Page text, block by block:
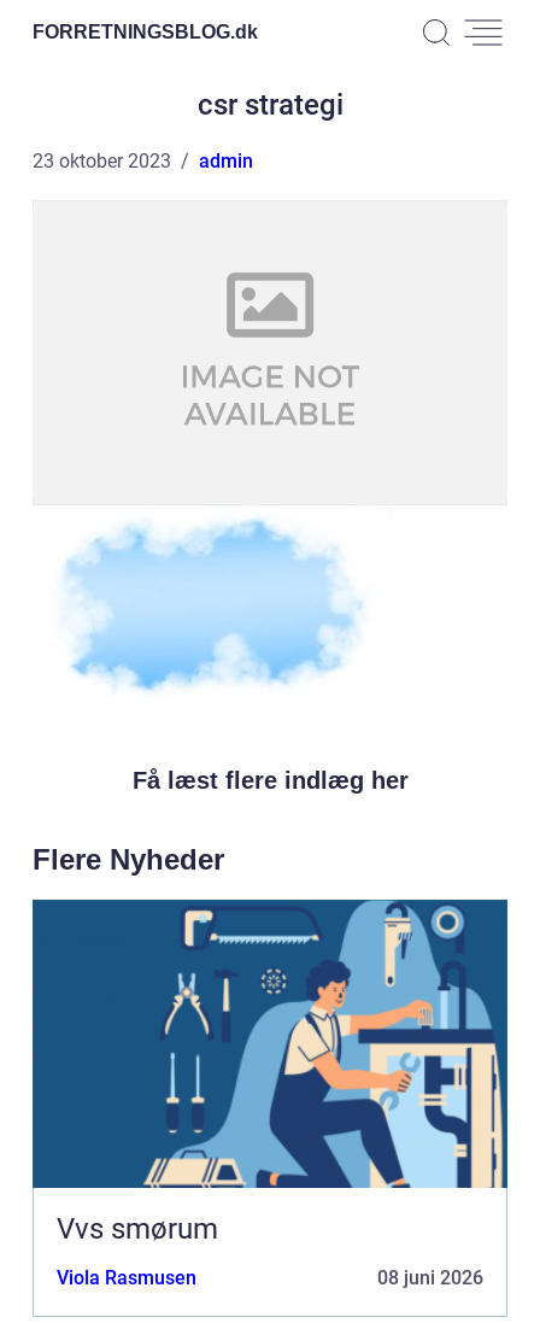
FORRETNINGSBLOG.dk
csr strategi
23 oktober 2023 admin
Få læst flere indlæg her
Flere Nyheder
Vvs smørum
Viola Rasmusen 08 juni 2026